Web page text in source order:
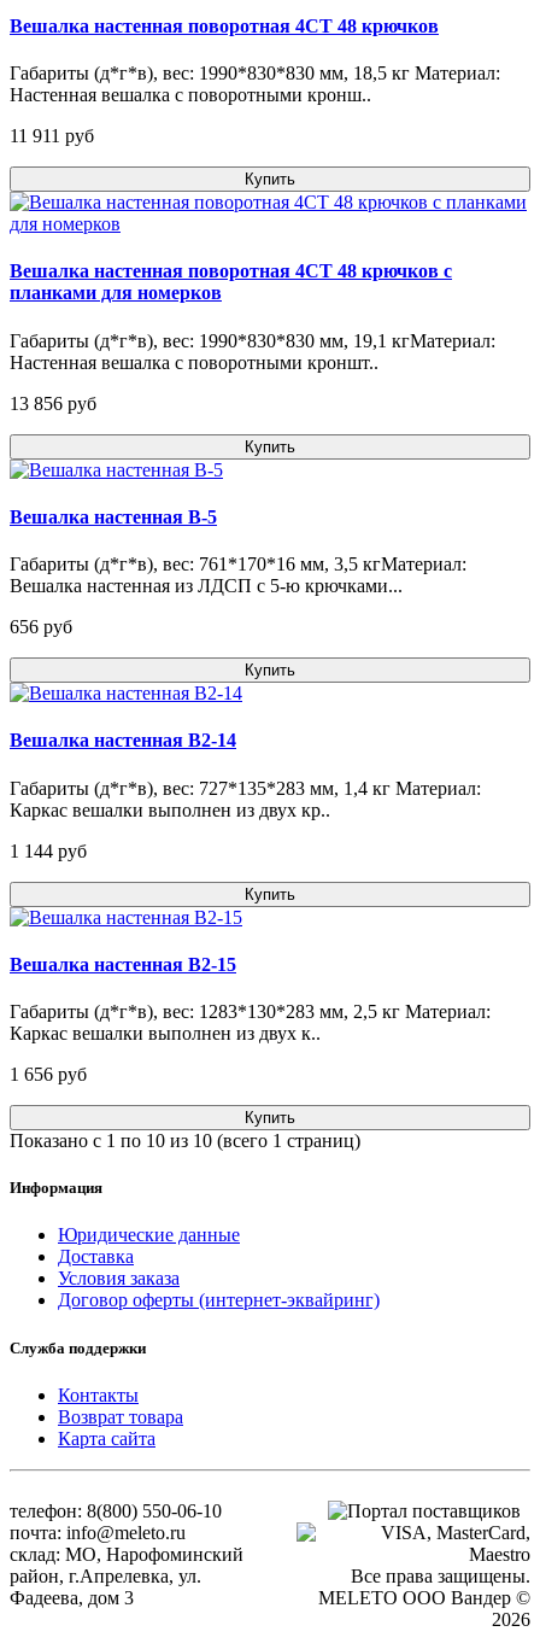
Вешалка настенная поворотная 4СТ 48 крючков
Габариты (д*г*в), вес: 1990*830*830 мм, 18,5 кг Материал:
Настенная вешалка с поворотными кронш..
11 911 pуб
Купить
Вешалка настенная поворотная 4СТ 48 крючков с
планками для номерков
Габариты (д*г*в), вес: 1990*830*830 мм, 19,1 кгМатериал:
Настенная вешалка с поворотными кроншт..
13 856 pуб
Купить
Вешалка настенная В-5
Габариты (д*г*в), вес: 761*170*16 мм, 3,5 кгМатериал:
Вешалка настенная из ЛДСП с 5-ю крючками...
656 pуб
Купить
Вешалка настенная В2-14
Габариты (д*г*в), вес: 727*135*283 мм, 1,4 кг Материал:
Каркас вешалки выполнен из двух кр..
1 144 pуб
Купить
Вешалка настенная В2-15
Габариты (д*г*в), вес: 1283*130*283 мм, 2,5 кг Материал:
Каркас вешалки выполнен из двух к..
1 656 pуб
Купить
Показано с 1 по 10 из 10 (всего 1 страниц)
Информация
Юридические данные
Доставка
Условия заказа
Договор оферты (интернет-эквайринг)
Служба поддержки
Контакты
Возврат товара
Карта сайта
телефон: 8(800) 550-06-10
почта: info@meleto.ru
склад: МО, Нарофоминский
район, г.Апрелевка, ул.
Фадеева, дом 3
Все права защищены.
MELETO OOO Вандер ©
2026